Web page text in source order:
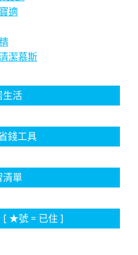
適
潔慕斯
生活
錢工具
清單
[ ★號 = 已住 ]